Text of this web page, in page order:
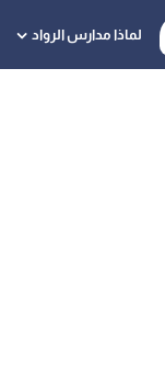
لماذا مدارس الرواد